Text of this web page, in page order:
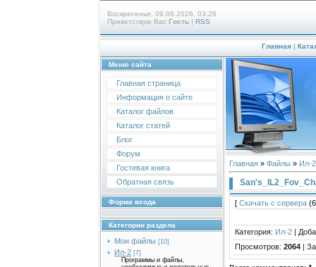
Воскресенье, 09.08.2026, 03:26
Приветствую Вас Гость | RSS
Главная|
Меню сайта
Главная страница
Информация о сайте
Каталог файлов
Каталог статей
Блог
Форум
Гостевая книга
Обратная связь
Форма входа
Категории раздела
Мои файлы [10]
Ил-2 [7]
Программы и файлы,
Главная » Файлы » Ил-2
[ Скачать с сервера
Категория: Ил-2 |
Просмотров: 2064 |